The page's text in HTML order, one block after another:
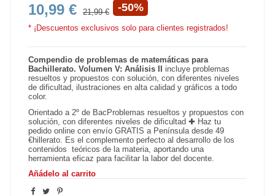
10,99 € 21,99 € -50%
* ¡Descuentos exclusivos solo para clientes registrados!
Compendio de problemas de matemáticas para
Bachillerato. Volumen V: Análisis II incluye problemas
resueltos y propuestos con solución, con diferentes niveles
de dificultad, ilustraciones en alta calidad y gráficos a todo
color.
Orientado a 2º de BacProblemas resueltos y propuestos con
solución, con diferentes niveles de dificultad ✚ Haz tu
pedido online con envío GRATIS a Península desde 49
€hillerato. Es el complemento perfecto al desarrollo de los
contenidos teóricos de la materia, aportando una
herramienta eficaz para facilitar la labor del docente.
Añádelo al carrito